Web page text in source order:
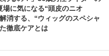
に気になる“頭皮のニオ
消する、“ウィッグのスペシャ
徹底ケアとは